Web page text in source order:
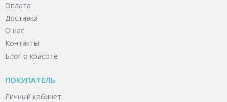
Оплата
Доставка
О нас
Контакты
Блог о красоте
ПОКУПАТЕЛЬ
Личный кабинет